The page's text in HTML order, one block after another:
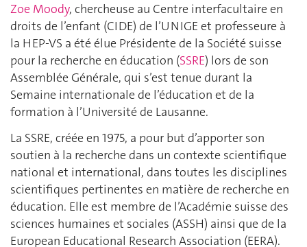
Zoe Moody, chercheuse au Centre interfacultaire en
droits de l’enfant (CIDE) de l’UNIGE et professeure à
la HEP-VS a été élue Présidente de la Société suisse
pour la recherche en éducation (SSRE) lors de son
Assemblée Générale, qui s’est tenue durant la
Semaine internationale de l’éducation et de la
formation à l’Université de Lausanne.
La SSRE, créée en 1975, a pour but d’apporter son
soutien à la recherche dans un contexte scientifique
national et international, dans toutes les disciplines
scientifiques pertinentes en matière de recherche en
éducation. Elle est membre de l’Académie suisse des
sciences humaines et sociales (ASSH) ainsi que de la
European Educational Research Association (EERA).